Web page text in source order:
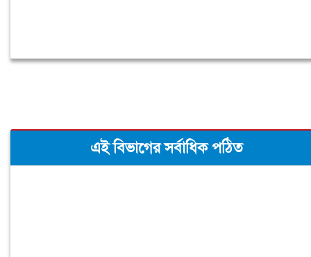
এই বিভাগের সর্বাধিক পঠিত